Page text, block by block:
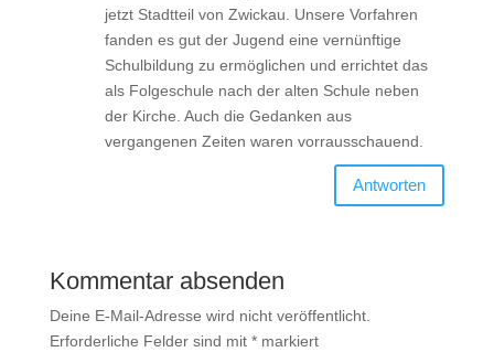
jetzt Stadtteil von Zwickau. Unsere Vorfahren
fanden es gut der Jugend eine vernünftige
Schulbildung zu ermöglichen und errichtet das
als Folgeschule nach der alten Schule neben
der Kirche. Auch die Gedanken aus
vergangenen Zeiten waren vorrausschauend.
Antworten
Kommentar absenden
Deine E-Mail-Adresse wird nicht veröffentlicht.
Erforderliche Felder sind mit *markiert